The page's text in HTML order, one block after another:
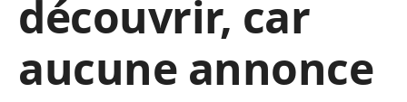
découvrir, car
aucune annonce